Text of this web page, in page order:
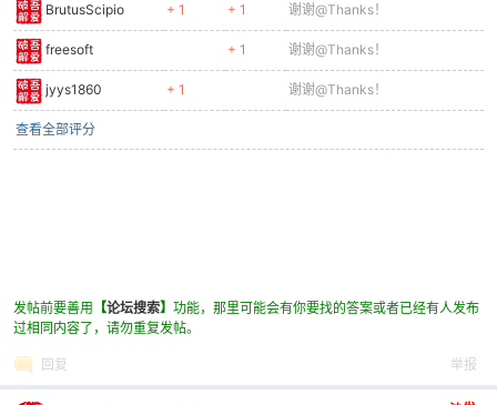
BrutusScipio + 1 + 1 谢谢@Thanks！
freesoft + 1 谢谢@Thanks！
jyys1860 + 1 谢谢@Thanks！
查看全部评分
发帖前要善用 【论坛搜索】 功能，那里可能会有你要找的答案或者已经有人发布
过相同内容了，请勿重复发帖。
回复 举报